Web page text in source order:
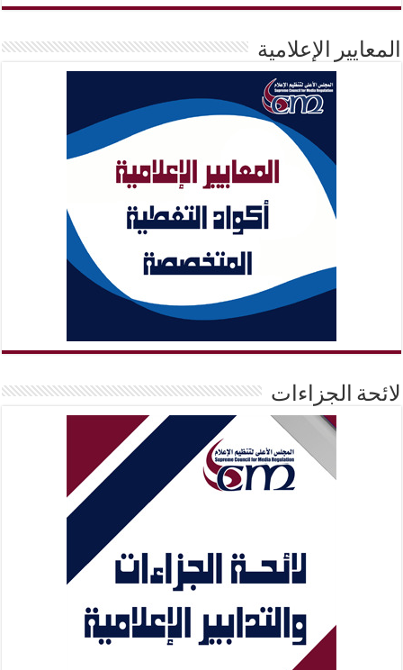
المعايير الإعلامية
لائحة الجزاءات